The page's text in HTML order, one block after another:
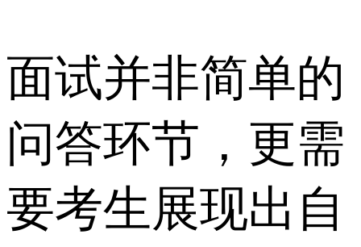
面试并非简单的
问答环节，更需
要考生展现出自